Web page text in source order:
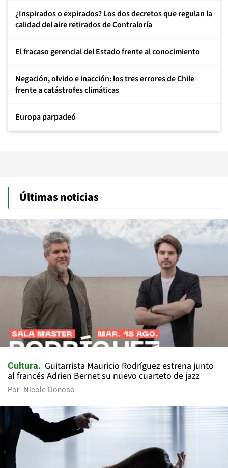
¿Inspirados o expirados? Los dos decretos que regulan la
calidad del aire retirados de Contraloría
El fracaso gerencial del Estado frente al conocimiento
Negación, olvido e inacción: los tres errores de Chile
frente a catástrofes climáticas
Europa parpadeó
Últimas noticias
Cultura
Guitarrista Mauricio Rodríguez estrena junto
al francés Adrien Bernet su nuevo cuarteto de jazz
Por Nicole Donoso